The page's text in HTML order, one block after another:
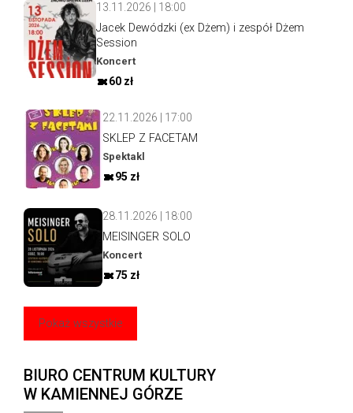
13.11.2026 | 18:00
Jacek Dewódzki (ex Dżem) i zespół Dżem
Session
Koncert
60 zł
22.11.2026 | 17:00
SKLEP Z FACETAM
Spektakl
95 zł
28.11.2026 | 18:00
MEISINGER SOLO
Koncert
75 zł
Pokaż wszystkie
BIURO CENTRUM KULTURY
W KAMIENNEJ GÓRZE